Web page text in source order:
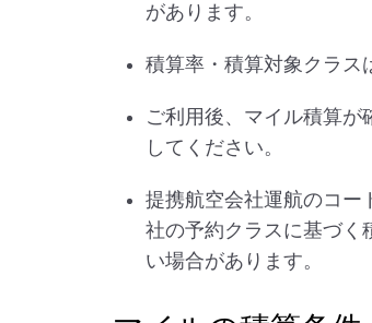
があります。
積算率・積算対象クラス
ご利用後、マイル積算が
してください。
提携航空会社運航のコー
社の予約クラスに基づく
い場合があります。